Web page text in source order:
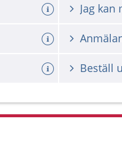
Jag kan
Beställ